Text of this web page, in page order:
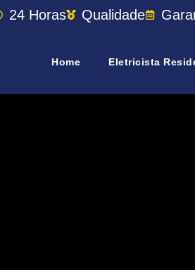
24 Horas Qualidade
Home Eletricista